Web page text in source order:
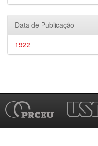
Data de Publicação
1922